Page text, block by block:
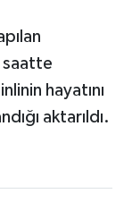
saatte
hayatını
aktarıldı.